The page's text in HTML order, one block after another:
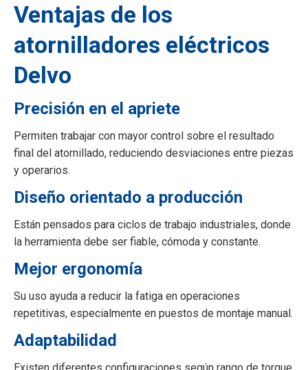
Ventajas de los
atornilladores eléctricos
Delvo
Precisión en el apriete
Permiten trabajar con mayor control sobre el resultado
final del atornillado, reduciendo desviaciones entre piezas
y operarios.
Diseño orientado a producción
Están pensados para ciclos de trabajo industriales, donde
la herramienta debe ser fiable, cómoda y constante.
Mejor ergonomía
Su uso ayuda a reducir la fatiga en operaciones
repetitivas, especialmente en puestos de montaje manual.
Adaptabilidad